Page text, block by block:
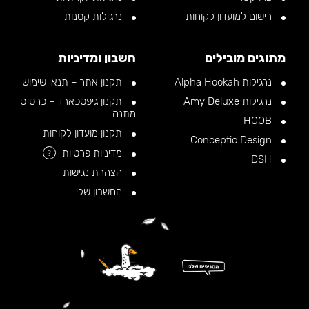
רישום למועדון לקוחות
נרגילות קטנות
מתוגים מובילים
נרגילות Alpha Hookah
נרגילות Amy Deluxe
חשבון ומדיניות
תקנון אתר – תנאי שימוש
תקנון גיפטכארד – כרטיס
מתנה
תקנון מועדון לקוחות
מדיניות פרטיות
?
הצהרת נגישות
החשבון שלי